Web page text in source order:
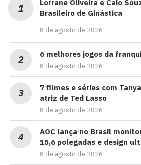
Lorrane Oliveira e Caio
Brasileiro de Ginástica
8 de agosto de 2026
6 melhores jogos da
8 de agosto de 2026
7 filmes e séries com
atriz de Ted Lasso
8 de agosto de 2026
AOC lança no Brasil
15,6 polegadas e design
8 de agosto de 2026